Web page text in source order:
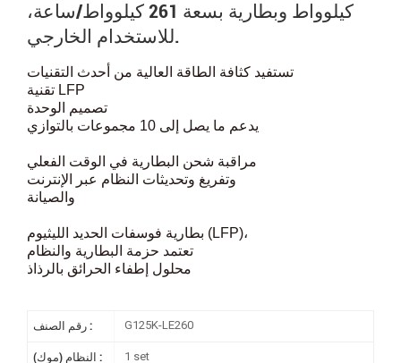
كيلوواط وبطارية بسعة 261 كيلوواط/ساعة،
للاستخدام الخارجي.
تستفيد كثافة الطاقة العالية من أحدث التقنيات
تقنية LFP
تصميم الوحدة
يدعم ما يصل إلى 10 مجموعات بالتوازي
مراقبة شحن البطارية في الوقت الفعلي
وتفريغ وتحديثات النظام عبر الإنترنت
والصيانة
بطارية فوسفات الحديد الليثيوم (LFP)،
تعتمد حزمة البطارية والنظام
محلول إطفاء الحرائق بالرذاذ
رقم الصنف : G125K-LE260
النظام (موك) : 1 set